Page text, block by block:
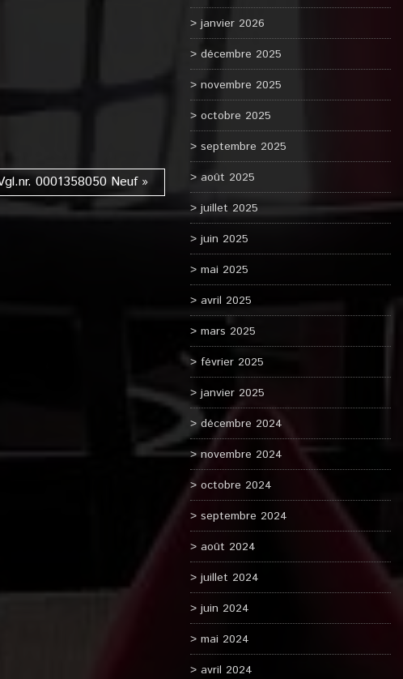
0001358050 Neuf »
janvier 2026
décembre 2025
novembre 2025
octobre 2025
septembre 2025
août 2025
juillet 2025
juin 2025
mai 2025
avril 2025
mars 2025
février 2025
janvier 2025
décembre 2024
novembre 2024
octobre 2024
septembre 2024
août 2024
juillet 2024
juin 2024
mai 2024
avril 2024